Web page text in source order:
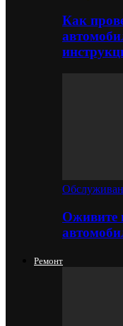
Как
Оживите
Ремонт